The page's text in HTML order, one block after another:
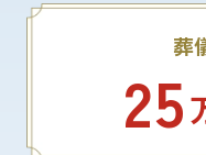
葬
25